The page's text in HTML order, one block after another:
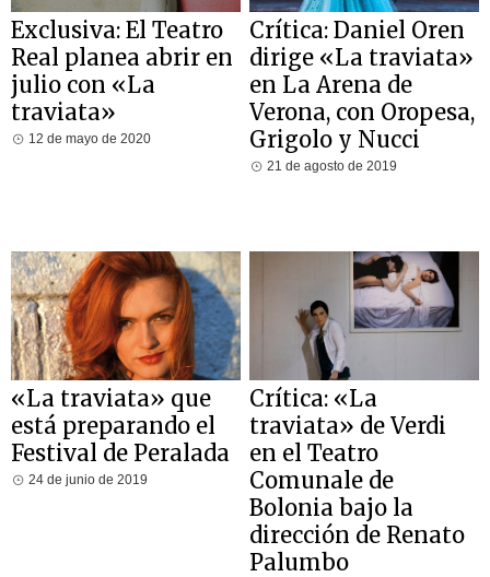
Exclusiva: El Teatro
Real planea abrir en
julio con «La
traviata»
12 de mayo de 2020
Crítica: Daniel Oren
dirige «La traviata»
en La Arena de
Verona, con Oropesa,
Grigolo y Nucci
21 de agosto de 2019
«La traviata» que
está preparando el
Festival de Peralada
24 de junio de 2019
Crítica: «La
traviata» de Verdi
en el Teatro
Comunale de
Bolonia bajo la
dirección de Renato
Palumbo